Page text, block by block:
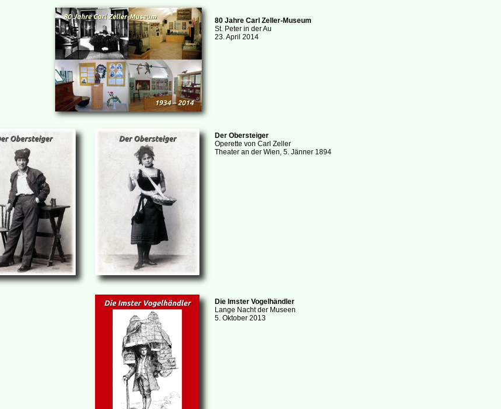
80 Jahre Carl Zeller-Museum
St. Peter in der Au
23. April 2014
Der Obersteiger
Operette von Carl Zeller
Theater an der Wien, 5. Jänner 1894
Die Imster Vogelhändler
Lange Nacht der Museen
5. Oktober 2013